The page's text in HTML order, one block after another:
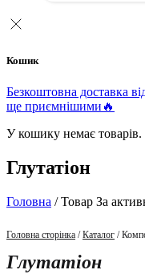
Кошик
Безкоштовна доставка
ще приємнішими🔥
У кошику немає товарів.
Глутатіон
Головна / Товар За
Головна сторінка /Каталог /
Глутатіон